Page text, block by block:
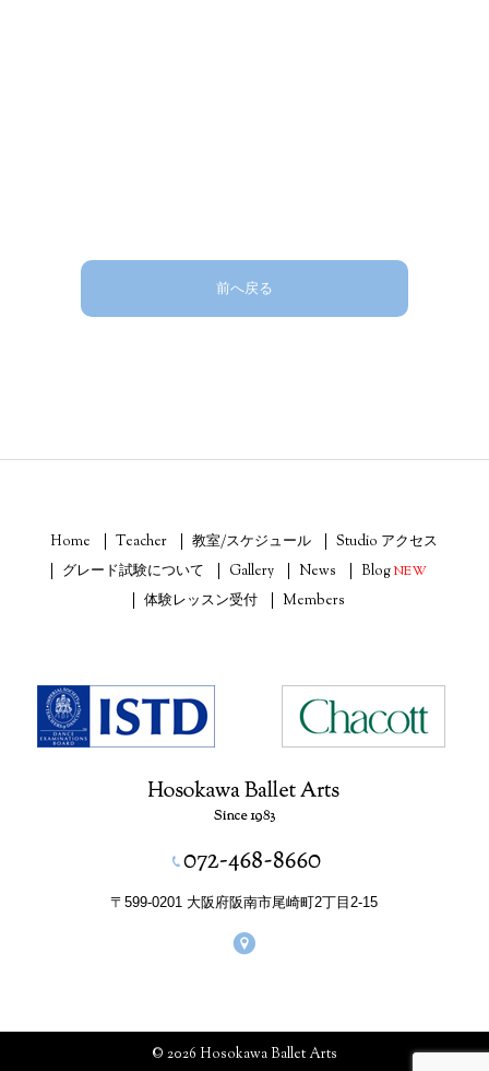
前へ戻る
Home Teacher 教室/スケジュール
Studio アクセス
グレード試験について
Gallery News BlogNEW
体験レッスン受付
Members
〒599-0201 大阪府阪南市尾崎町2丁目2-15
© 2026 Hosokawa Ballet Arts